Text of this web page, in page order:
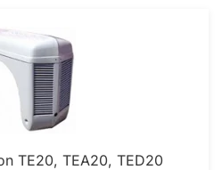
TE20, TEA20, TED20